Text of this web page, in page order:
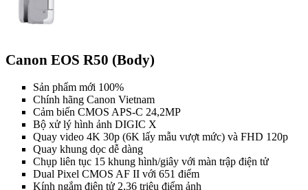
Canon EOS R50 (Body)
Sản phẩm mới 100%
Chính hãng Canon Vietnam
Cảm biến CMOS APS-C 24,2MP
Bộ xử lý hình ảnh DIGIC X
Quay video 4K 30p (6K lấy mẫu vượt mức) và FHD 120p
Quay khung dọc dễ dàng
Chụp liên tục 15 khung hình/giây với màn trập điện tử
Dual Pixel CMOS AF II với 651 điểm
Kính ngắm điện tử 2,36 triệu điểm ảnh